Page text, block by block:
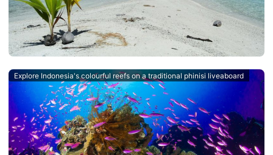
Explore Indonesia's colourful reefs on a traditional phinisi liveaboard